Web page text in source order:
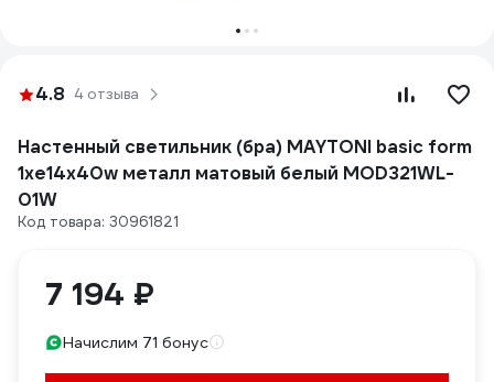
4.8 4 отзыва
Настенный светильник (бра) MAYTONI basic form
1хe14x40w металл матовый белый MOD321WL-
01W
Код товара: 30961821
7 194 ₽
Начислим 71 бонус